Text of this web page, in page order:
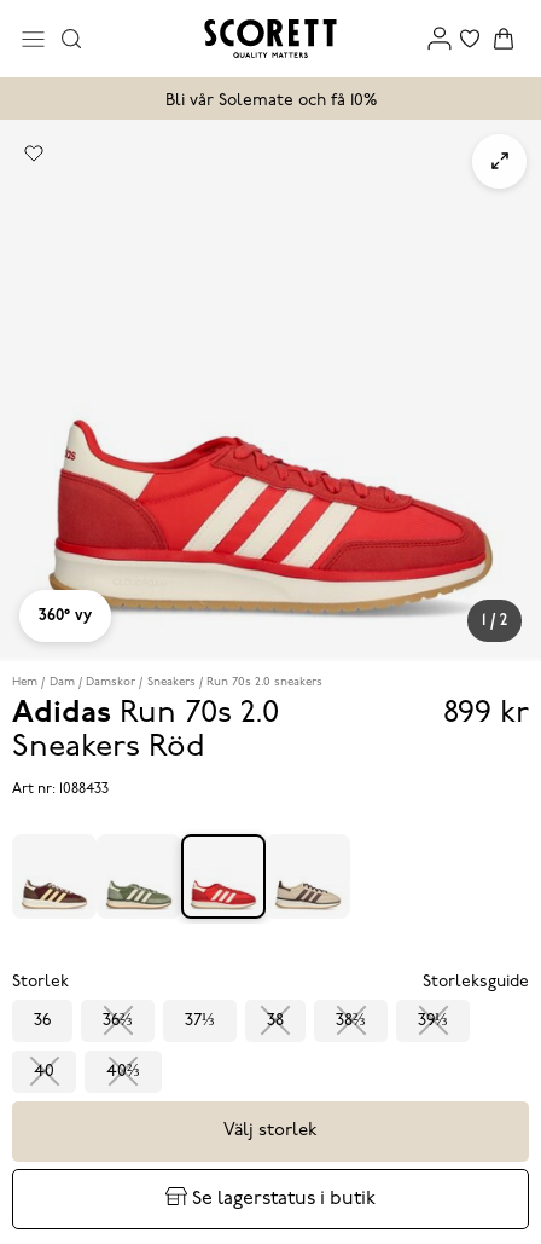
Bli vår Solemate och få 10%
/ 2
360° vy
Hem Dam Damskor Sneakers Run 70s 2.0 sneakers
Adidas Run 70s 2.0
Sneakers Röd
Pris
899 kr
Art nr: 1088433
Storlek Storleksguide
36 36⅔ 37⅓ 38 38⅔ 39⅓
40 40⅔
Välj storlek
Se lagerstatus i butik